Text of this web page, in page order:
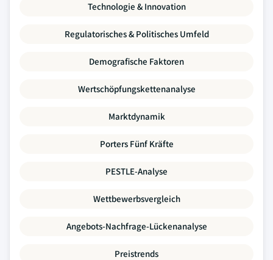
Technologie & Innovation
Regulatorisches & Politisches Umfeld
Demografische Faktoren
Wertschöpfungskettenanalyse
Marktdynamik
Porters Fünf Kräfte
PESTLE-Analyse
Wettbewerbsvergleich
Angebots-Nachfrage-Lückenanalyse
Preistrends